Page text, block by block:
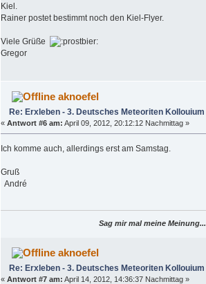
Kiel.
Rainer postet bestimmt noch den Kiel-Flyer.
Viele Grüße
Gregor
aknoefel
Re: Erxleben - 3. Deutsches Meteoriten Kollouium
« Antwort #6 am: April 09, 2012, 20:12:12 Nachmittag »
Ich komme auch, allerdings erst am Samstag.
Gruß
André
Sag mir mal meine Meinung...
aknoefel
Re: Erxleben - 3. Deutsches Meteoriten Kollouium
« Antwort #7 am: April 14, 2012, 14:36:37 Nachmittag »